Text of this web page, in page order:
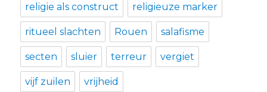
religie als construct religieuze marker
ritueel slachten Rouen salafisme
secten sluier terreur vergiet
vijf zuilen vrijheid